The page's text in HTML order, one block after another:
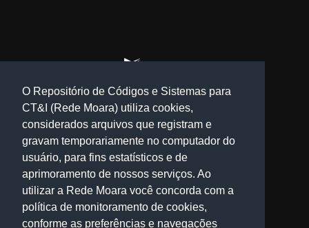
O Repositório de Códigos e Sistemas para
CT&I (Rede Moara) utiliza cookies,
considerados arquivos que registram e
gravam temporariamente no computador do
usuário, para fins estatísticos e de
aprimoramento de nossos serviços. Ao
utilizar a Rede Moara você concorda com a
política de monitoramento de cookies,
conforme as preferências e navegações